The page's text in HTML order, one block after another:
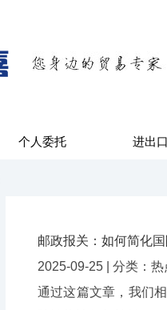
个人委托 进出
邮政报关：如何简化
2025-09-25 | 分类：
通过这篇文章，我们